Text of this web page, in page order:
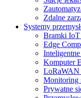
Zdalne
Systemy
Bramki IoT
Edge
Komputer
LoRaWAN
Monitoring
Prywatne